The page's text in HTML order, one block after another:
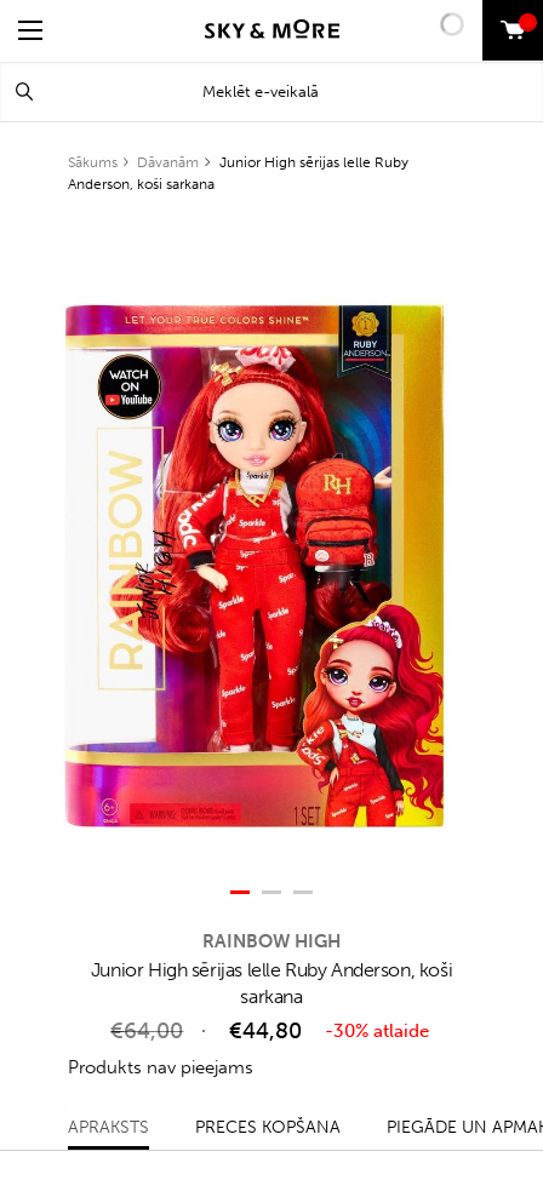
0
Sākums Dāvanām
Junior High sērijas lelle Ruby
Anderson, koši sarkana
RAINBOW HIGH
Junior High sērijas lelle Ruby Anderson, koši
sarkana
€64,00 €44,80
-30% atlaide
Produkts nav pieejams
APRAKSTS PRECES KOPŠANA PIEGĀDE UN